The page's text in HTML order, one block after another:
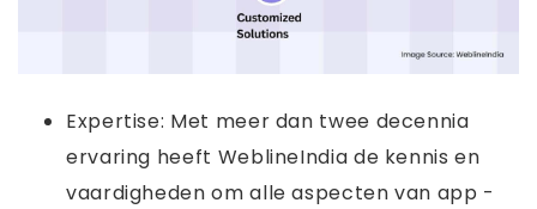
Expertise: Met meer dan twee decennia
ervaring heeft WeblineIndia de kennis en
vaardigheden om alle aspecten van app -